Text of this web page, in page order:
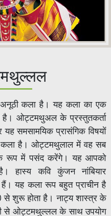
कला है। यह कला का एक
है। ओट्टमथुअल के प्रस्तुतकर्ता
समसामयिक प्रासंगिक विषयों
है। ओट्टमथुलाल में वह सब
रूप में पसंद करेंगे। यह आपको
हास्य कवि कुंजन नांबियार
यह कला रूप बहुत प्राचीन है
से शुरू होता है। नाट्य शास्त्र के
से ओट्टमथुल्लल के साथ उपयोग